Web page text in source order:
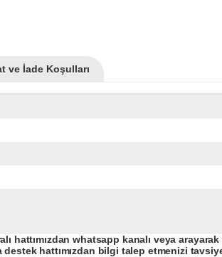
ve İade Koşulları
hattımızdan whatsapp kanalı veya
hattımızdan bilgi talep etmenizi